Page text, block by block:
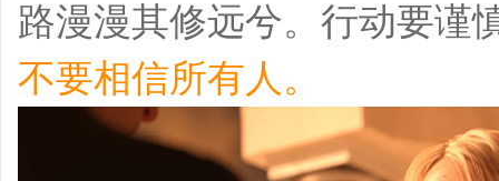
路漫漫其修远兮。行动要谨
不要相信所有人。